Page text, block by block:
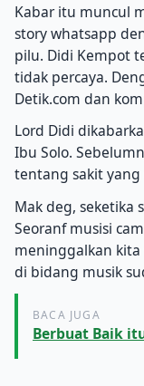
Kabar itu muncul
story whatsapp
pilu. Didi Kempot
tidak percaya.
Detik.com dan
Lord Didi
Ibu Solo.
tentang sakit
Mak deg, seketika
Seoranf musisi
meninggalkan kita
di bidang musik
BACA JUGA
Berbuat Baik